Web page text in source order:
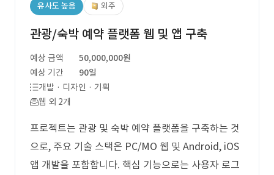
유사도 높음 외주
관광/숙박 예약 플랫폼 웹 및 앱 구축
예상 금액
50,000,000원
예상 기간
90일
개발 · 디자인 · 기획
웹 외 2개
프로젝트는 관광 및 숙박 예약 플랫폼을 구축하는 것
으로, 주요 기술 스택은 PC/MO 웹 및 Android, iOS
앱 개발을 포함합니다. 핵심 기능으로는 사용자 로그